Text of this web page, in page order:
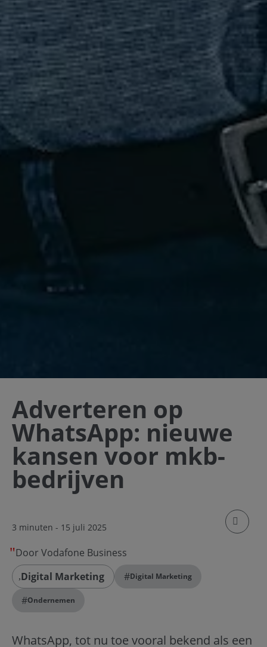
Adverteren op
WhatsApp: nieuwe
kansen voor mkb-
bedrijven
3 minuten - 15 juli 2025
klik om
Door Vodafone Business
Digital Marketing
#Digital Marketing
#Ondernemen
WhatsApp, tot nu toe vooral bekend als een